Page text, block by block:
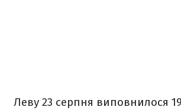
Леву 23 серпня виповнилося